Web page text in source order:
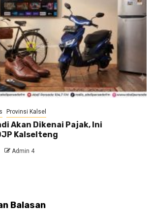
Provinsi Kalsel
Akan Dikenai Pajak, Ini
Kalselteng
Admin 4
Balasan